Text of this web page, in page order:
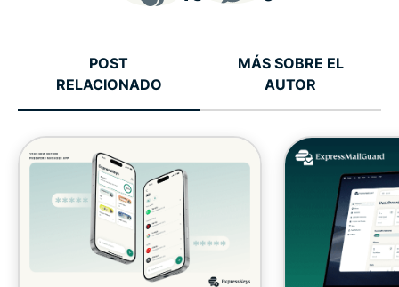
POST
RELACIONADO
MÁS SOBRE EL
AUTOR